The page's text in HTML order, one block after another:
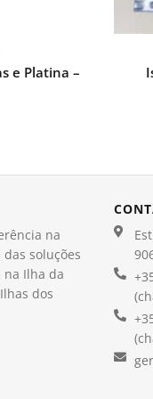
e Platina –
na
soluções
na Ilha da
dos